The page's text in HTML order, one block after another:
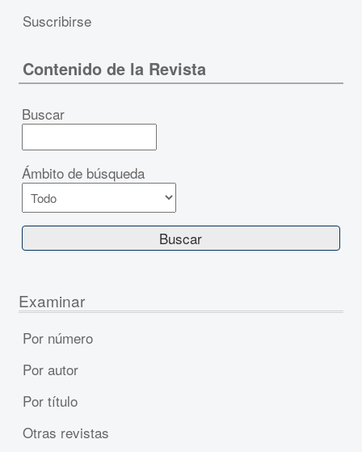
Suscribirse
Contenido de la Revista
Buscar
Ámbito de búsqueda
Examinar
Por número
Por autor
Por título
Otras revistas